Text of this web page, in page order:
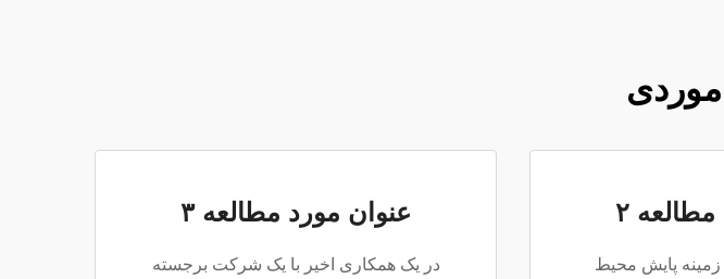
۲
پایش محیط
عنوان مورد مطالعه ۳
در یک همکاری اخیر با یک شرکت برجسته